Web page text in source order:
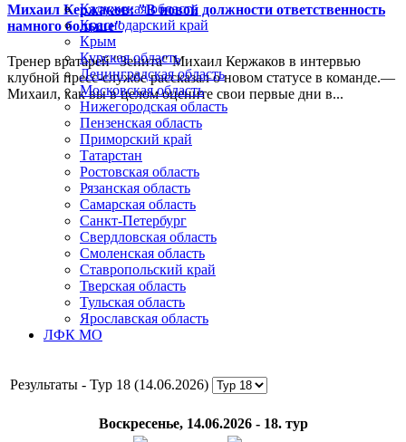
Михаил Кержаков: "В новой должности ответственность
намного больше"
Тренер вратарей "Зенита" Михаил Кержаков в интервью
клубной пресс-службе рассказал о новом статусе в команде.—
Михаил, как вы в целом оцените свои первые дни в...
Калужская область
Краснодарский край
Крым
Курская область
Ленинградская область
Московская область
Нижегородская область
Пензенская область
Приморский край
Татарстан
Ростовская область
Рязанская область
Самарская область
Санкт-Петербург
Свердловская область
Смоленская область
Ставропольский край
Тверская область
Тульская область
Ярославская область
ЛФК МО
Результаты - Тур 18 (14.06.2026)
Воскресенье, 14.06.2026 - 18. тур